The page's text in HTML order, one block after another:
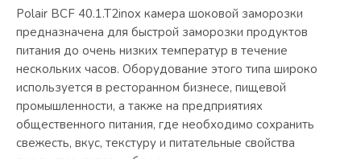
Polair ВСF 40.1.T2inox камера шоковой заморозки
предназначена для быстрой заморозки продуктов
питания до очень низких температур в течение
нескольких часов. Оборудование этого типа широко
используется в ресторанном бизнесе, пищевой
промышленности, а также на предприятиях
общественного питания, где необходимо сохранить
свежесть, вкус, текстуру и питательные свойства